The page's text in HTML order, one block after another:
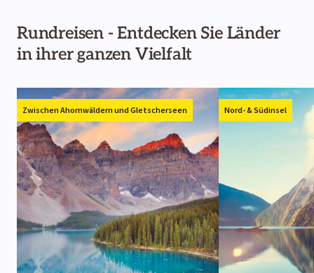
Rundreisen - Entdecken Sie Länder
in ihrer ganzen Vielfalt
Zwischen Ahornwäldern und Gletscherseen Nord- & Südinsel